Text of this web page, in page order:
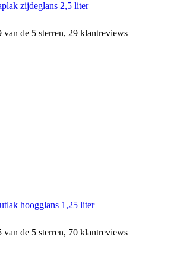
zijdeglans 2,5 liter
van de 5 sterren, 29 klantreviews
hoogglans 1,25 liter
van de 5 sterren, 70 klantreviews